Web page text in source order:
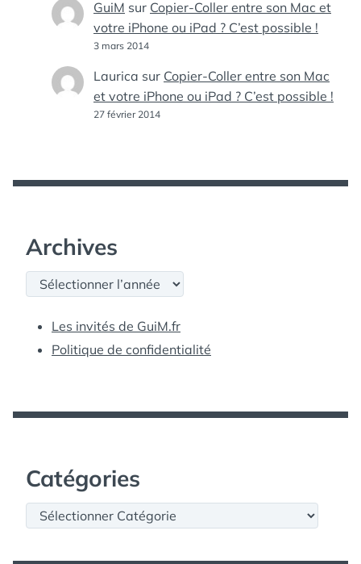
GuiM sur Copier-Coller entre son Mac et
votre iPhone ou iPad ? C’est possible !
3 mars 2014
Laurica sur Copier-Coller entre son Mac
et votre iPhone ou iPad ? C’est possible !
27 février 2014
Archives
Archives
Les invités de GuiM.fr
Politique de confidentialité
Catégories
Catégories